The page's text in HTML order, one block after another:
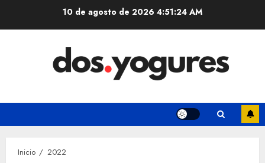
10 de agosto de 2026 4:51:24 AM
Inicio 2022